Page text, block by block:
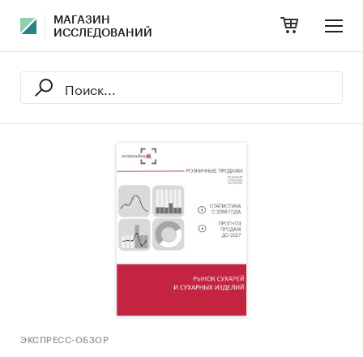
МАГАЗИН
ИССЛЕДОВАНИЙ
ЭКСПРЕСС-ОБЗОР